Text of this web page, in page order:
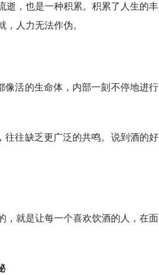
逝，也是一种积累。积累了人生的丰
人力无法作伪。
活的生命体，内部一刻不停地进行
往缺乏更广泛的共鸣。说到酒的好
，就是让每一个喜欢饮酒的人，在面